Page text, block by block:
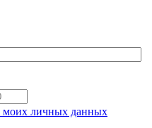
моих личных данных